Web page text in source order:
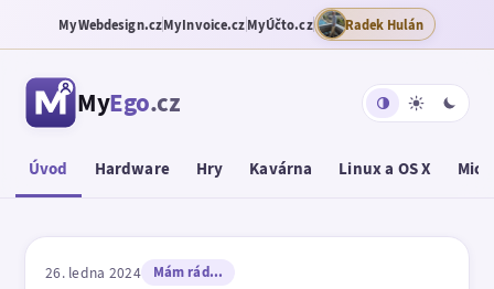
MyWebdesign.czMyInvoice.czMyÚčto.cz Radek Hulán
MyEgo.cz
Úvod Hardware Hry Kavárna Linux a OS X
26. ledna 2024 Mám rád...